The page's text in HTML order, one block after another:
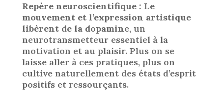
Repère neuroscientifique : Le
mouvement et l’expression artistique
libèrent de la dopamine, un
neurotransmetteur essentiel à la
motivation et au plaisir. Plus on se
laisse aller à ces pratiques, plus on
cultive naturellement des états d’esprit
positifs et ressourçants.